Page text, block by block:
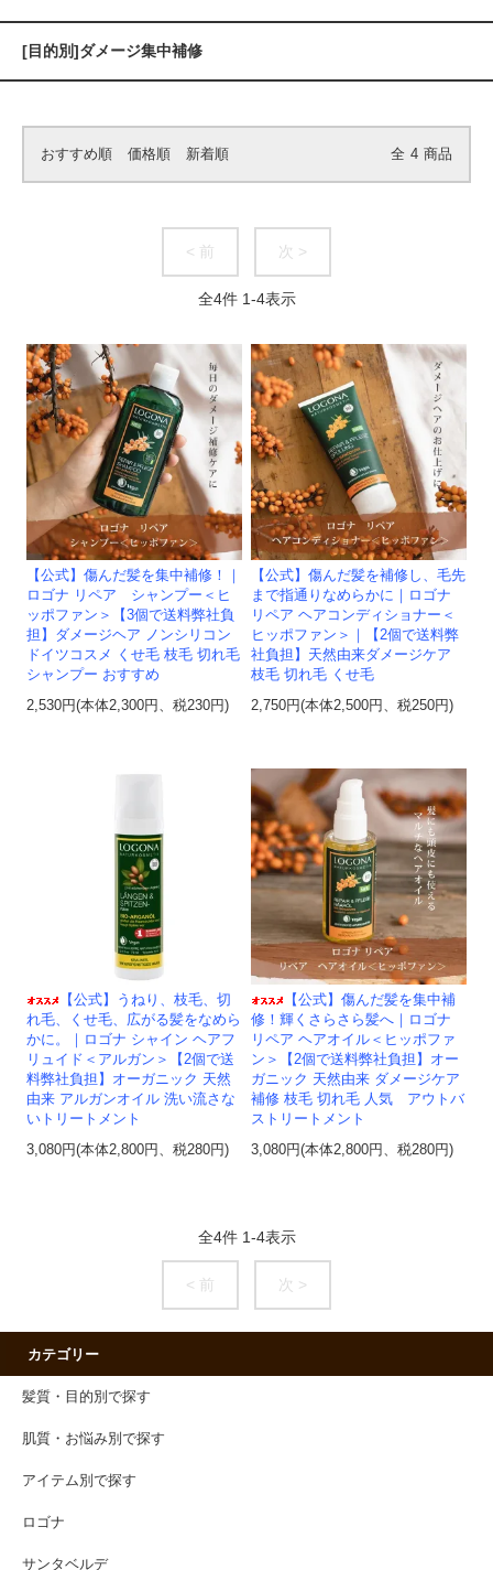
[目的別]ダメージ集中補修
おすすめ順 価格順 新着順 全 4 商品
< 前 次 >
全4件 1-4表示
【公式】傷んだ髪を集中補修！｜
ロゴナ リペア シャンプー＜ヒ
ッポファン＞【3個で送料弊社負
担】ダメージヘア ノンシリコン
ドイツコスメ くせ毛 枝毛 切れ毛
シャンプー おすすめ
2,530円(本体2,300円、税230円)
【公式】傷んだ髪を補修し、毛先
まで指通りなめらかに｜ロゴナ
リペア ヘアコンディショナー＜
ヒッポファン＞｜【2個で送料弊
社負担】天然由来ダメージケア
枝毛 切れ毛 くせ毛
2,750円(本体2,500円、税250円)
【公式】うねり、枝毛、切
れ毛、くせ毛、広がる髪をなめら
かに。｜ロゴナ シャイン ヘアフ
リュイド＜アルガン＞【2個で送
料弊社負担】オーガニック 天然
由来 アルガンオイル 洗い流さな
いトリートメント
3,080円(本体2,800円、税280円)
【公式】傷んだ髪を集中補
修！輝くさらさら髪へ｜ロゴナ
リペア ヘアオイル＜ヒッポファ
ン＞【2個で送料弊社負担】オー
ガニック 天然由来 ダメージケア
補修 枝毛 切れ毛 人気 アウトバ
ストリートメント
3,080円(本体2,800円、税280円)
全4件 1-4表示
< 前 次 >
カテゴリー
髪質・目的別で探す
肌質・お悩み別で探す
アイテム別で探す
ロゴナ
サンタベルデ